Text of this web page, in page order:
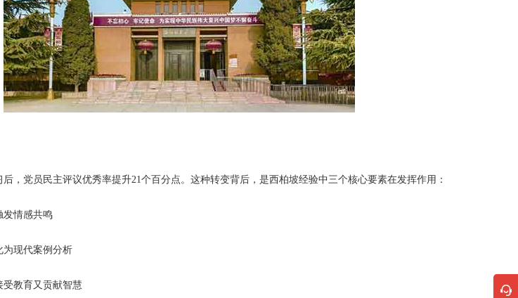
党员民主评议优秀率提升21个百分点。这种转变背后，是西柏坡经验中三个核心要素在发挥作用：
发情感共鸣
为现代案例分析
受教育又贡献智慧